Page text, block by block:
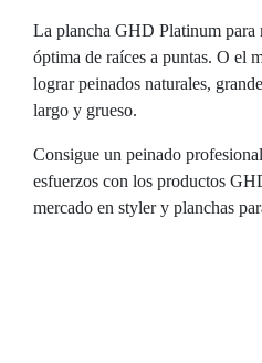
La plancha GHD Platinum para
óptima de raíces a puntas. O el
lograr peinados naturales,
largo y grueso.
Consigue un peinado
esfuerzos con los productos
mercado en styler y planchas